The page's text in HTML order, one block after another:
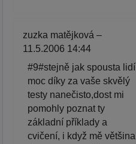
zuzka matějková –
11.5.2006 14:44
#9#stejně jak spousta lidí
moc díky za vaše skvělý
testy nanečisto,dost mi
pomohly poznat ty
základní příklady a
cvičení, i když mě většina